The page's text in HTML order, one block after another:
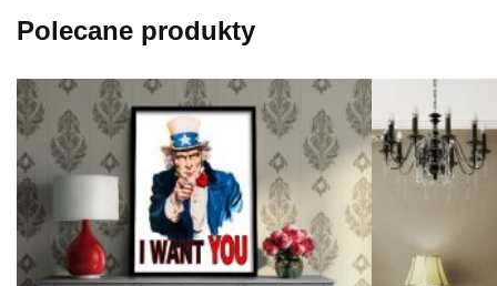
Polecane produkty